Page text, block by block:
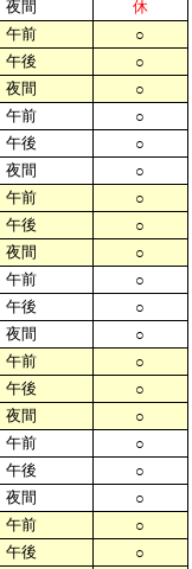
夜間
休
午前
○
午後
○
夜間
○
午前
○
午後
○
夜間
○
午前
○
午後
○
夜間
○
午前
○
午後
○
夜間
○
午前
○
午後
○
夜間
○
午前
○
午後
○
夜間
○
午前
○
午後
○